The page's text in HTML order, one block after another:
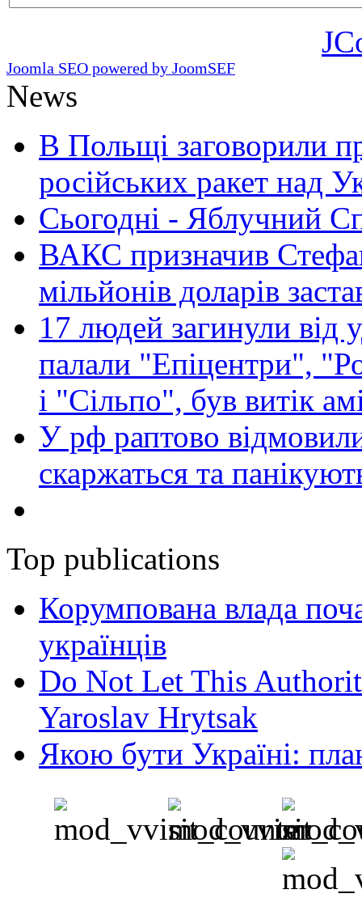
Joomla SEO powered by JoomSEF
News
В Польщі заговорили
російських ракет над
Сьогодні - Яблучний
ВАКС призначив
мільйонів доларів
17 людей загинули від
палали "Епіцентри",
і "Сільпо", був витік
У рф раптово
скаржаться та
Top publications
Корумпована влада
українців
Do Not Let This
Yaroslav Hrytsak
Якою бути Україні: